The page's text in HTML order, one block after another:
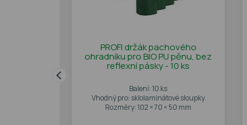
PROFI držák pachového
ohradníku pro BIO PU pěnu, bez
reflexní pásky - 10 ks
Balení: 10 ks
Vhodný pro: sklolaminátové sloupky
Rozměry: 102 × 70 × 50 mm